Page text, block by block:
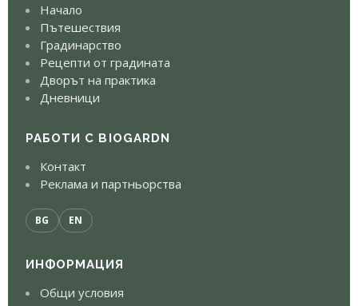
Начало
Пътешествия
Градинарство
Рецепти от градината
Дворът на практика
Дневници
РАБОТИ С BIOGARDN
Контакт
Реклама и партньорства
BG EN
ИНФОРМАЦИЯ
Общи условия